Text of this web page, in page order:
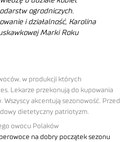
ogrodniczych.
i działalność, Karolina
Marki Roku
w produkcji których
Lekarze przekonują do kupowania
Wszyscy akcentują sezonowość. Przed
dietetyczny patriotyzm.
owocu Polaków
na dobry początek sezonu